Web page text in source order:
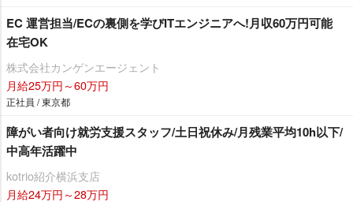
EC 運営担当/ECの裏側を学びITエンジニアへ!月収60万円可能
在宅OK
株式会社カンゲンエージェント
月給25万円～60万円
正社員 / 東京都
障がい者向け就労支援スタッフ/土日祝休み/月残業平均10h以下/
中高年活躍中
kotrio紹介横浜支店
月給24万円～28万円